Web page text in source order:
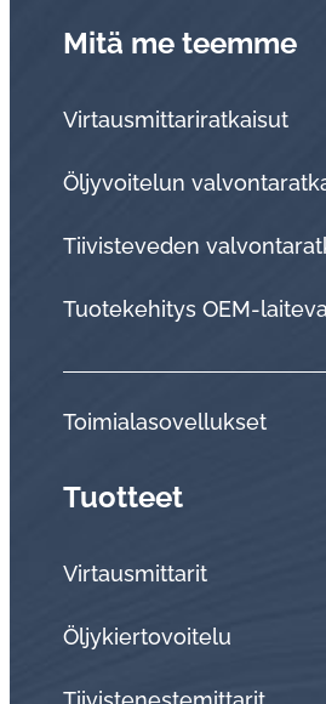
Mitä me teemme
Virtausmittariratkaisut
Öljyvoitelun
Tii­vis­te­ve­den
Tuo­te­ke­hi­tys OEM-
Toi­mia­la­so­vel­luk­set
Tuotteet
Virtausmittarit
Öljykiertovoitelu